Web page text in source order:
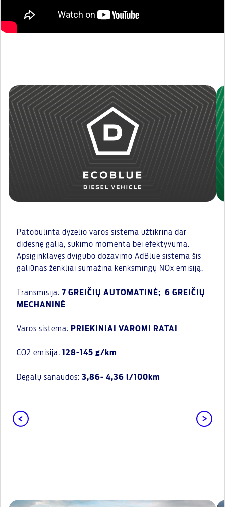
Patobulinta dyzelio varos sistema užtikrina dar
didesnę galią, sukimo momentą bei efektyvumą.
Apsiginklavęs dvigubo dozavimo AdBlue sistema šis
galiūnas ženkliai sumažina kenksmingų NOx emisiją.
Transmisija: 7 GREIČIŲ AUTOMATINĖ; 6 GREIČIŲ
MECHANINĖ
Varos sistema: PRIEKINIAI VAROMI RATAI
CO2 emisija: 128-145 g/km
Degalų sąnaudos: 3,86- 4,36 l/100km